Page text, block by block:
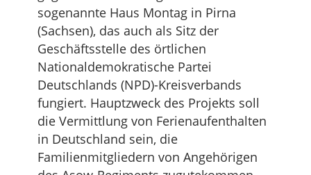
sogenannte Haus Montag in Pirna
(Sachsen), das auch als Sitz der
Geschäftsstelle des örtlichen
Nationaldemokratische Partei
Deutschlands (NPD)-Kreisverbands
fungiert. Hauptzweck des Projekts soll
die Vermittlung von Ferienaufenthalten
in Deutschland sein, die
Familienmitgliedern von Angehörigen